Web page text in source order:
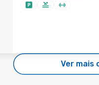
Ver mais